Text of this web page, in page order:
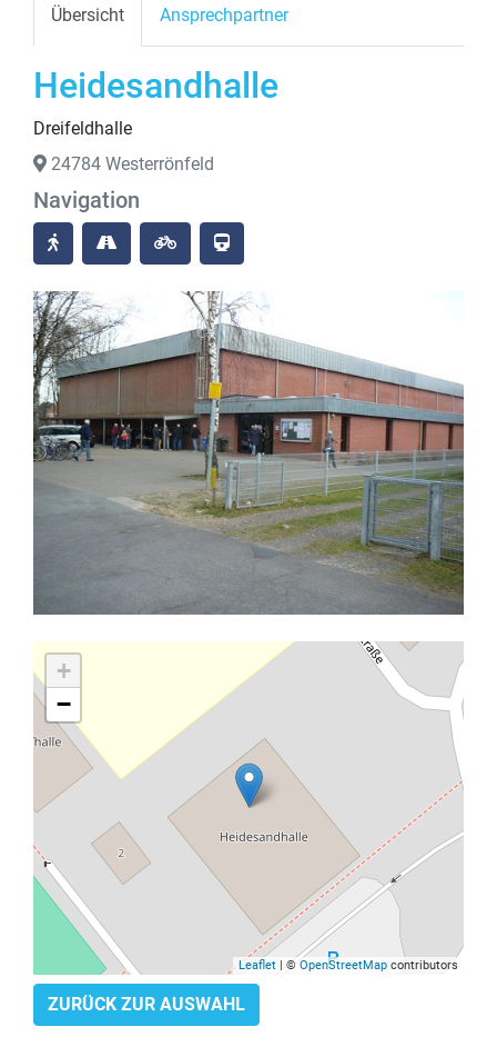
Übersicht Ansprechpartner
Heidesandhalle
Dreifeldhalle
24784 Westerrönfeld
Navigation
+
−
Leaflet | © OpenStreetMap contributors
ZURÜCK ZUR AUSWAHL